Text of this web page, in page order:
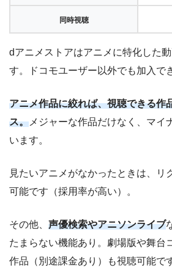
同時視聴
dアニメストアはアニメに特化した
す。ドコモユーザー以外でも加入で
アニメ作品に絞れば、視聴できる作
ス。 メジャーな作品だけなく、マイ
います。
見たいアニメがなかったときは、リ
可能です（採用率が高い）。
その他、 声優検索やアニソンライブ
たまらない機能あり。劇場版や舞台
作品（別途課金あり）も視聴可能で